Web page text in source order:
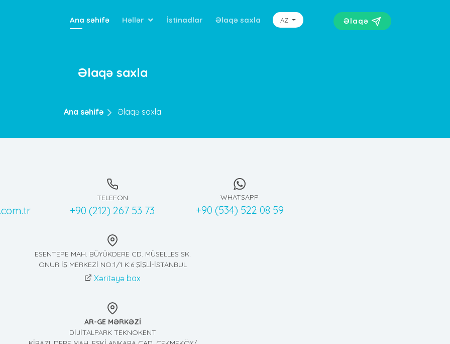
Ana səhifə Həllər İstinadlar Əlaqə saxla AZ Əlaqə
Əlaqə saxla
Ana səhifə Əlaqə saxla
TELEFON
+90 (212) 267 53 73
WHATSAPP
+90 (534) 522 08 59
ESENTEPE MAH. BÜYÜKDERE CD. MÜSELLES SK.
ONUR İŞ MERKEZİ NO:1/1 K:6 ŞİŞLİ-İSTANBUL
Xəritəyə bax
AR-GE MƏRKƏZİ
DİJİTALPARK TEKNOKENT